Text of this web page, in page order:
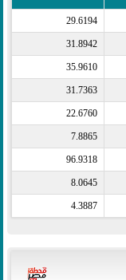
29.6194
31.8942
35.9610
31.7363
22.6760
7.8865
96.9318
8.0645
4.3887